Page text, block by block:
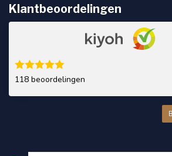
Klantbeoordelingen
118 beoordelingen